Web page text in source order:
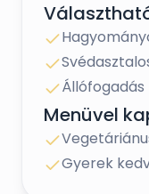
Állófogadás
Menüvel
Gyerek